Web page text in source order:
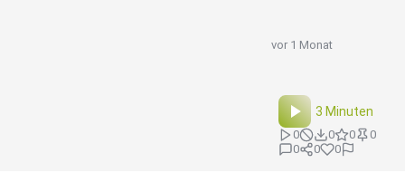
vor 1 Monat
3 Minuten
0 0 0
0
0
0 0